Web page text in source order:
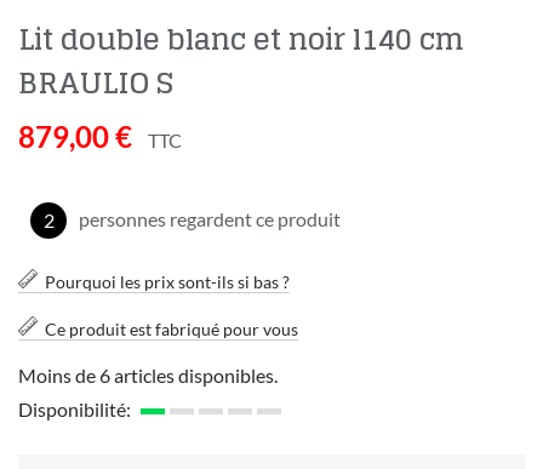
Lit double blanc et noir l140 cm
BRAULIO S
879,00 € TTC
2 personnes regardent ce produit
Pourquoi les prix sont-ils si bas ?
Ce produit est fabriqué pour vous
Moins de 6 articles disponibles.
Disponibilité: